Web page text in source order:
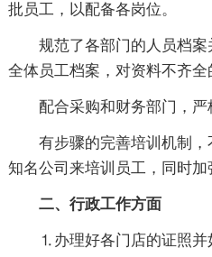
批员工，以配备各岗位。
规范了各部门的人员档
全体员工档案，对资料不齐全
配合采购和财务部门，严
有步骤的完善培训机制
知名公司来培训员工，同时加
二、行政工作方面
⒈办理好各门店的证照并